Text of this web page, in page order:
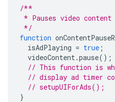
/**
* Pauses video
*/
function
isAdPlaying = true ;
videoContent.pause();
// This function is
// display ad timer
// setupUIForAds();
}